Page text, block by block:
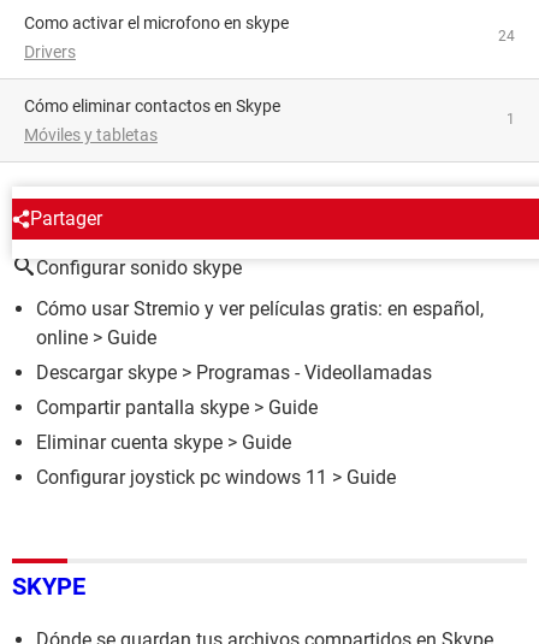
como activar el microfono en skype
Drivers
24
Cómo eliminar contactos en Skype
Móviles y tabletas
1
Partager
ALREDEDOR DEL MISMO TEMA
Configurar sonido skype
Cómo usar Stremio y ver películas gratis: en español,
online > Guide
Descargar skype > Programas - Videollamadas
Compartir pantalla skype > Guide
Eliminar cuenta skype > Guide
Configurar joystick pc windows 11 > Guide
SKYPE